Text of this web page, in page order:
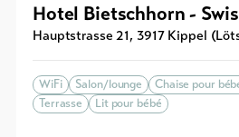
Hotel Bietschhorn -
Hauptstrasse 21, 3917 Kippel
WiFi Salon/lounge Chaise pour
Terrasse
Lit pour bébé